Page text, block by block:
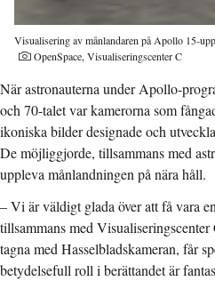
Visualisering av månlandaren på Apollo 15-
Fotograf:
OpenSpace, Visualiseringscenter C
När astronauterna under Apollo-
och 70-talet var kamerorna som
ikoniska bilder designade och
De möjliggjorde, tillsammans med
uppleva månlandningen på nära håll.
– Vi är väldigt glada över att få vara
tillsammans med
tagna med Hasselbladskameran, får
betydelsefull roll i berättandet är